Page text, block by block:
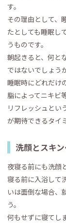
す。
その理由として、
たとしても睡眠し
うものです。
朝起きると、何と
ではないでしょう
睡眠時にどれだけ
脂によってニキビ
リフレッシュとい
が期待できるタイ
洗顔とスキ
夜寝る前にも洗顔
寝る前に入浴して
いは面倒な場合、
う。
何もせずに寝てし